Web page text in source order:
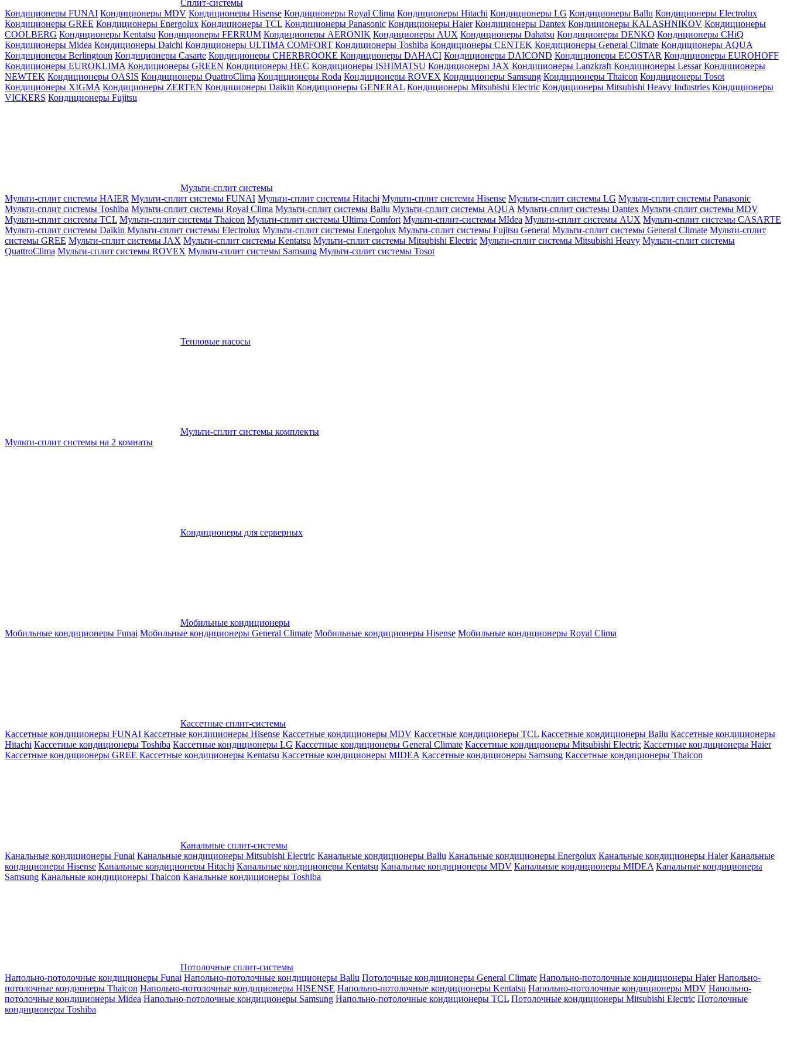
Сплит-системы
Кондиционеры FUNAI Кондиционеры MDV Кондиционеры Hisense Кондиционеры Royal Clima Кондиционеры Hitachi Кондиционеры LG Кондиционеры Ballu Кондиционеры Electrolux
Кондиционеры GREE Кондиционеры Energolux Кондиционеры TCL Кондиционеры Panasonic Кондиционеры Haier Кондиционеры Dantex Кондиционеры KALASHNIKOV Кондиционеры
СOOLBERG Кондиционеры Kentatsu Кондиционеры FERRUM Кондиционеры AERONIK Кондиционеры AUX Кондиционеры Dahatsu Кондиционеры DENKO Кондиционеры CHiQ
Кондиционеры Midea Кондиционеры Daichi Кондиционеры ULTIMA COMFORT Кондиционеры Toshiba Кондиционеры CENTEK Кондиционеры General Climate Кондиционеры AQUA
Кондиционеры Berlingtoun Кондиционеры Casarte Кондиционеры CHERBROOKE Кондиционеры DAHACI Кондиционеры DAICOND Кондиционеры ECOSTAR Кондиционеры EUROHOFF
Кондиционеры EUROKLIMA Кондиционеры GREEN Кондиционеры HEC Кондиционеры ISHIMATSU Кондиционеры JAX Кондиционеры Lanzkraft Кондиционеры Lessar Кондиционеры
NEWTEK Кондиционеры OASIS Кондиционеры QuattroClima Кондиционеры Roda Кондиционеры ROVEX Кондиционеры Samsung Кондиционеры Thaicon Кондиционеры Tosot
Кондиционеры XIGMA Кондиционеры ZERTEN Кондиционеры Daikin Кондиционеры GENERAL Кондиционеры Mitsubishi Electric Кондиционеры Mitsubishi Heavy Industries Кондиционеры
VICKERS Кондиционеры Fujitsu
Мульти-сплит системы
Мульти-сплит системы HAIER Мульти-сплит системы FUNAI Мульти-сплит системы Hitachi Мульти-сплит системы Hisense Мульти-сплит системы LG Мульти-сплит системы Panasonic
Мульти-сплит системы Toshiba Мульти-сплит системы Royal Clima Мульти-сплит системы Ballu Мульти-сплит системы AQUA Мульти-сплит системы Dantex Мульти-сплит системы MDV
Мульти-сплит системы TCL Мульти-сплит системы Thaicon Мульти-сплит системы Ultima Comfort Мульти-сплит-системы MIdea Мульти-сплит системы AUX Мульти-сплит системы CASARTE
Мульти-сплит системы Daikin Мульти-сплит системы Electrolux Мульти-сплит системы Energolux Мульти-сплит системы Fujitsu General Мульти-сплит системы General Climate Мульти-сплит
системы GREE Мульти-сплит системы JAX Мульти-сплит системы Kentatsu Мульти-сплит системы Mitsubishi Electric Мульти-сплит системы Mitsubishi Heavy Мульти-сплит системы
QuattroClima Мульти-сплит системы ROVEX Мульти-сплит системы Samsung Мульти-сплит системы Tosot
Тепловые насосы
Мульти-сплит системы комплекты
Мульти-сплит системы на 2 комнаты
Кондиционеры для серверных
Мобильные кондиционеры
Мобильные кондиционеры Funai Мобильные кондиционеры General Climate Мобильные кондиционеры Hisense Мобильные кондиционеры Royal Clima
Кассетные сплит-системы
Кассетные кондиционеры FUNAI Кассетные кондиционеры Hisense Кассетные кондиционеры MDV Кассетные кондиционеры TCL Кассетные кондиционеры Ballu Кассетные кондиционеры
Hitachi Кассетные кондиционеры Toshiba Кассетные кондиционеры LG Кассетные кондиционеры General Climate Кассетные кондиционеры Mitsubishi Electric Кассетные кондиционеры Haier
Кассетные кондиционеры GREE Кассетные кондиционеры Kentatsu Кассетные кондиционеры MIDEA Кассетные кондиционеры Samsung Кассетные кондиционеры Thaicon
Канальные сплит-системы
Канальные кондиционеры Funai Канальные кондиционеры Mitsubishi Electric Канальные кондиционеры Ballu Канальные кондиционеры Energolux Канальные кондиционеры Haier Канальные
кондиционеры Hisense Канальные кондиционеры Hitachi Канальные кондиционеры Kentatsu Канальные кондиционеры MDV Канальные кондиционеры MIDEA Канальные кондиционеры
Samsung Канальные кондиционеры Thaicon Канальные кондиционеры Toshiba
Потолочные сплит-системы
Напольно-потолочные кондиционеры Funai Напольно-потолочные кондиционеры Ballu Потолочные кондиционеры General Climate Напольно-потолочные кондиционеры Haier Напольно-
потолочные кондионеры Thaicon Напольно-потолочные кондиционеры HISENSE Напольно-потолочные кондиционеры Kentatsu Напольно-потолочные кондиционеры MDV Напольно-
потолочные кондиционеры Midea Напольно-потолочные кондиционеры Samsung Напольно-потолочные кондиционеры TCL Потолочные кондиционеры Mitsubishi Electric Потолочные
кондиционеры Toshiba